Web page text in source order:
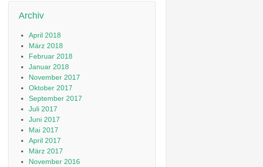
Archiv
April 2018
März 2018
Februar 2018
Januar 2018
November 2017
Oktober 2017
September 2017
Juli 2017
Juni 2017
Mai 2017
April 2017
März 2017
November 2016